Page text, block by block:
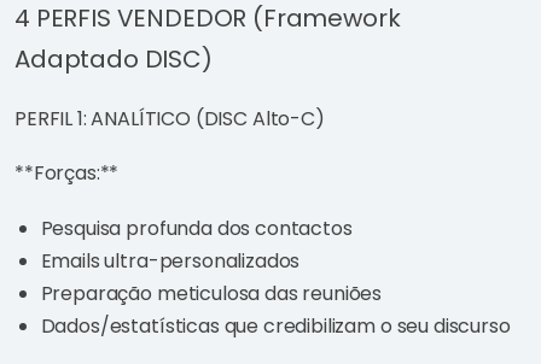
4 PERFIS VENDEDOR (Framework
Adaptado DISC)
PERFIL 1: ANALÍTICO (DISC Alto-C)
**Forças:**
Pesquisa profunda dos contactos
Emails ultra-personalizados
Preparação meticulosa das reuniões
Dados/estatísticas que credibilizam o seu discurso